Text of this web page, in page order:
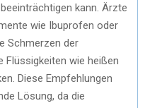
kann. Ärzte
wie Ibuprofen oder
Schmerzen der
Flüssigkeiten wie heißen
Diese Empfehlungen
Lösung, da die